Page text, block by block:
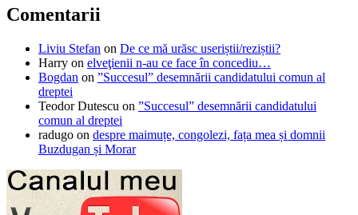
Comentarii
Liviu Stefan on De ce mă urăsc useriștii/reziștii?
Harry on elveţienii n-au ce face în concediu…
Bogdan on ”Succesul” desemnării candidatului comun al
dreptei
Teodor Dutescu on ”Succesul” desemnării candidatului
comun al dreptei
radugo on despre maimuțe, congolezi, fața mea și domnii
Buzdugan și Morar